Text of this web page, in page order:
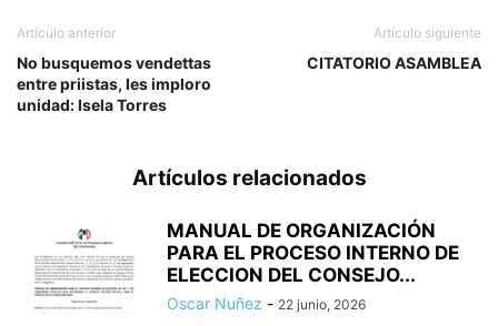
Artículo anterior
No busquemos vendettas
entre priistas, les imploro
unidad: Isela Torres
Artículo siguiente
CITATORIO ASAMBLEA
Artículos relacionados
MANUAL DE ORGANIZACIÓN
PARA EL PROCESO INTERNO DE
ELECCION DEL CONSEJO...
Oscar Nuñez - 22 junio, 2026